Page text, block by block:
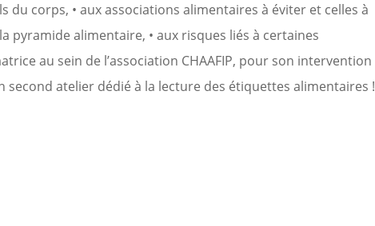
du corps, • aux associations alimentaires à éviter et celles à
pyramide alimentaire, • aux risques liés à certaines
au sein de l’association CHAAFIP, pour son intervention
atelier dédié à la lecture des étiquettes alimentaires !